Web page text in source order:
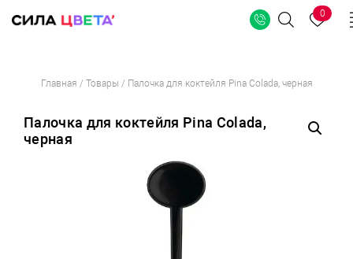
Перейти
содержимому
Поиск
0
Главная / Товары / Палочка для коктейля Pina Colada, черная
Палочка для коктейля Pina Colada,
черная